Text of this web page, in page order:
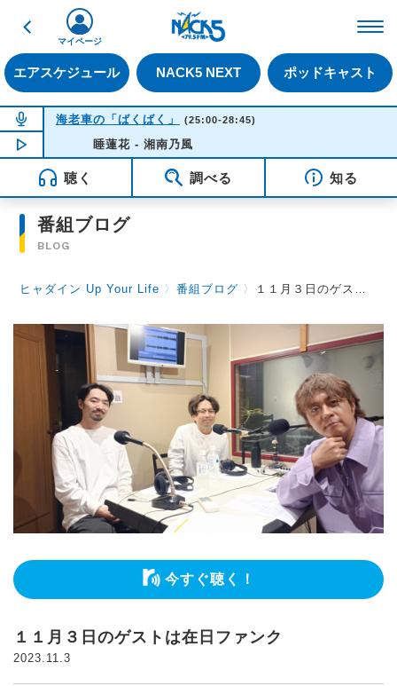
戻る
エアスケジュール NACK5 NEXT ポッドキャスト
マイページ
NOW ON AIR
海老車の「ばくばく」 (25:00-28:45)
NOW PLAYING 01:48
睡蓮花 - 湘南乃風
聴く 調べる 知る
番組ブログ
BLOG
ヒャダイン Up Your Life 〉番組ブログ 〉 １１月３日のゲストは在日ファンク
今すぐ聴く！
１１月３日のゲストは在日ファンク
2023.11.3